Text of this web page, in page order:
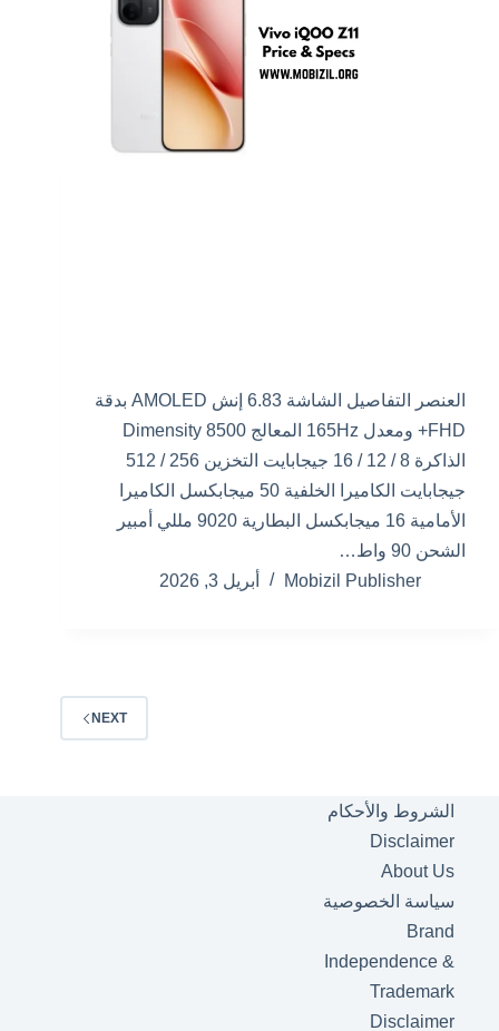
العنصر التفاصيل الشاشة 6.83 إنش AMOLED بدقة
FHD+ ومعدل 165Hz المعالج Dimensity 8500
الذاكرة 8 / 12 / 16 جيجابايت التخزين 256 / 512
جيجابايت الكاميرا الخلفية 50 ميجابكسل الكاميرا
الأمامية 16 ميجابكسل البطارية 9020 مللي أمبير
الشحن 90 واط…
Mobizil Publisher
أبريل 3, 2026
NEXT
الشروط والأحكام
Disclaimer
About Us
سياسة الخصوصية
Brand
Independence &
Trademark
Disclaimer